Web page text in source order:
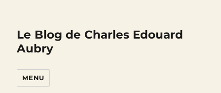
Le Blog de Charles Edouard
Aubry
MENU